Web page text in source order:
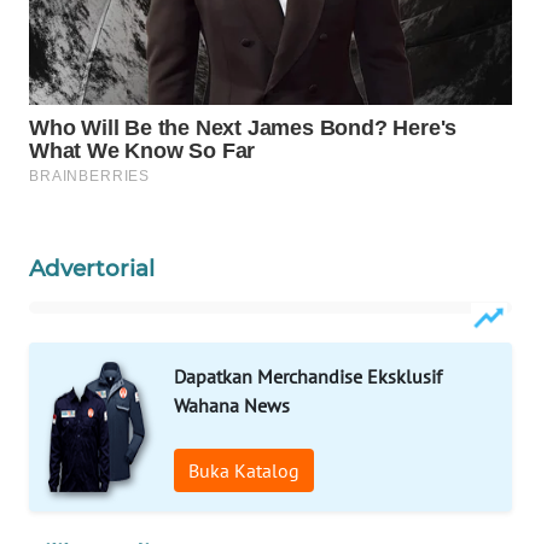
Advertorial
Dapatkan Merchandise Eksklusif
Wahana News
Buka Katalog
MAWAKA
ID
MARTABAT
NET
LPKKI
LKKI
KOPEKLIN